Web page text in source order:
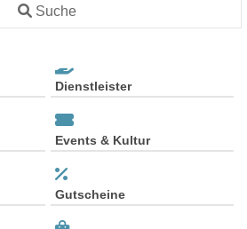
Suche
Dienstleister
Events & Kultur
Gutscheine